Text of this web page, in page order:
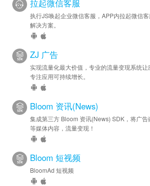
拉起微信客服
执行JS唤起企业微信客服，APP内拉起微信
解决方案。
ZJ 广告
实现流量化最大价值，专业的流量变现系统
专注应用可持续增长。
Bloom 资讯(News)
集成第三方 Bloom 资讯(News) SDK，将广
等媒体内容，流量变现！
Bloom 短视频
BloomAd 短视频